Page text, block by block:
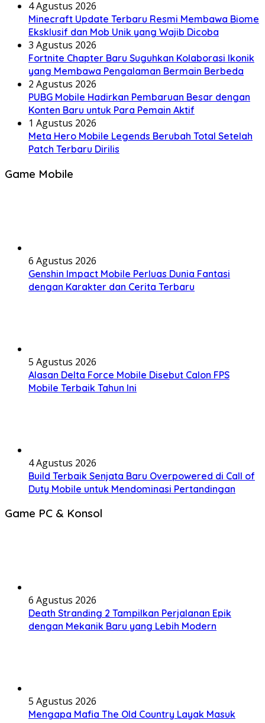
4 Agustus 2026
Minecraft Update Terbaru Resmi Membawa Biome
Eksklusif dan Mob Unik yang Wajib Dicoba
3 Agustus 2026
Fortnite Chapter Baru Suguhkan Kolaborasi Ikonik
yang Membawa Pengalaman Bermain Berbeda
2 Agustus 2026
PUBG Mobile Hadirkan Pembaruan Besar dengan
Konten Baru untuk Para Pemain Aktif
1 Agustus 2026
Meta Hero Mobile Legends Berubah Total Setelah
Patch Terbaru Dirilis
Game Mobile
6 Agustus 2026
Genshin Impact Mobile Perluas Dunia Fantasi
dengan Karakter dan Cerita Terbaru
5 Agustus 2026
Alasan Delta Force Mobile Disebut Calon FPS
Mobile Terbaik Tahun Ini
4 Agustus 2026
Build Terbaik Senjata Baru Overpowered di Call of
Duty Mobile untuk Mendominasi Pertandingan
Game PC & Konsol
6 Agustus 2026
Death Stranding 2 Tampilkan Perjalanan Epik
dengan Mekanik Baru yang Lebih Modern
5 Agustus 2026
Mengapa Mafia The Old Country Layak Masuk